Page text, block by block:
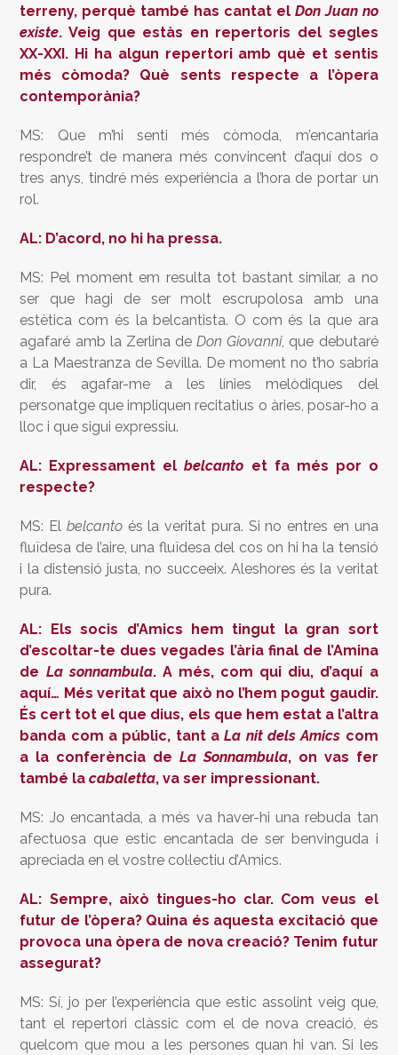
terreny, perquè també has cantat el Don Juan no
existe. Veig que estàs en repertoris del segles
XX-XXI. Hi ha algun repertori amb què et sentis
més còmoda? Què sents respecte a l’òpera
contemporània?
MS: Que m’hi senti més còmoda, m’encantaria
respondre’t de manera més convincent d’aquí dos o
tres anys, tindré més experiència a l’hora de portar un
rol.
AL: D’acord, no hi ha pressa.
MS: Pel moment em resulta tot bastant similar, a no
ser que hagi de ser molt escrupolosa amb una
estètica com és la belcantista. O com és la que ara
agafaré amb la Zerlina deDon Giovanni, que debutaré
a La Maestranza de Sevilla. De moment no t’ho sabria
dir, és agafar-me a les línies melòdiques del
personatge que impliquen recitatius o àries, posar-ho a
lloc i que sigui expressiu.
AL: Expressament elbelcanto et fa més por o
respecte?
MS: El belcanto és la veritat pura. Si no entres en una
fluïdesa de l’aire, una fluïdesa del cos on hi ha la tensió
i la distensió justa, no succeeix. Aleshores és la veritat
pura.
AL: Els socis d’Amics hem tingut la gran sort
d’escoltar-te dues vegades l’ària final de l’Amina
de La sonnambula. A més, com qui diu, d’aquí a
aquí… Més veritat que això no l’hem pogut gaudir.
És cert tot el que dius, els que hem estat a l’altra
banda com a públic, tant aLa nit dels Amics com
a la conferència deLa Sonnambula, on vas fer
també lacabaletta, va ser impressionant.
MS: Jo encantada, a més va haver-hi una rebuda tan
afectuosa que estic encantada de ser benvinguda i
apreciada en el vostre col·lectiu d’Amics.
AL: Sempre, això tingues-ho clar. Com veus el
futur de l’òpera? Quina és aquesta excitació que
provoca una òpera de nova creació? Tenim futur
assegurat?
MS: Sí, jo per l’experiència que estic assolint veig que,
tant el repertori clàssic com el de nova creació, és
quelcom que mou a les persones quan hi van. Si les